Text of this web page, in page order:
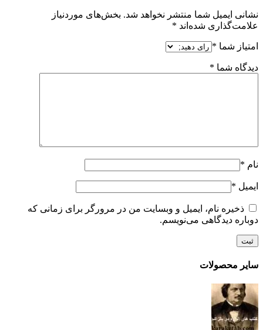
نشانی ایمیل شما منتشر نخواهد شد. بخش‌های موردنیاز
علامت‌گذاری شده‌اند *
امتیاز شما *
دیدگاه شما *
نام *
ایمیل *
ذخیره نام، ایمیل و وبسایت من در مرورگر برای زمانی که
دوباره دیدگاهی می‌نویسم.
سایر محصولات